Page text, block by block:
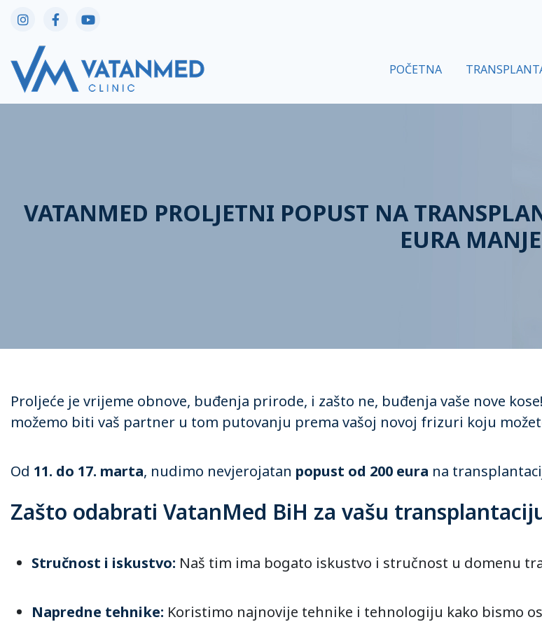
POČETNA
VATANMED PROLJETNI POPUST NA
EURA MANJE
Proljeće je vrijeme obnove, buđenja prirode, i zašto ne, buđenja vaše nove
možemo biti vaš partner u tom putovanju prema vašoj novoj frizuri koju
Od 11. do 17. marta, nudimo nevjerojatan popust od 200 eura na
Zašto odabrati VatanMed BiH za vašu
Stručnost i iskustvo: Naš tim ima bogato iskustvo i stručnost u domenu
Napredne tehnike: Koristimo najnovije tehnike i tehnologiju kako bismo